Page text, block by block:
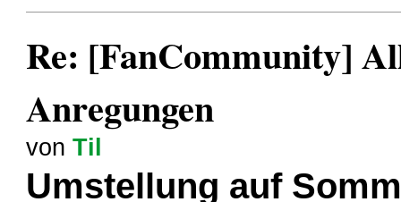
Re: [FanCommunity]
Anregungen
vonTil
Umstellung auf